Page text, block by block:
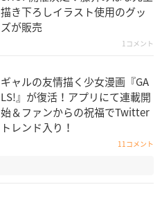
描き下ろしイラスト使用のグッ
ズが販売
1コメント
ギャルの友情描く少女漫画『GA
LS!』が復活！アプリにて連載開
始＆ファンからの祝福でTwitter
トレンド入り！
11コメント